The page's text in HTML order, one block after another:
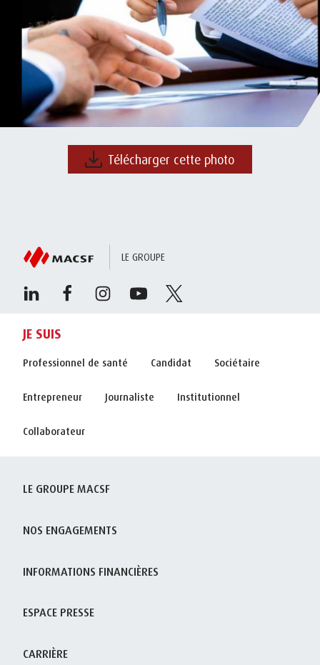
Télécharger cette photo
LE GROUPE
JE SUIS
Professionnel de santé Candidat Sociétaire
Entrepreneur Journaliste Institutionnel
Collaborateur
LE GROUPE MACSF
NOS ENGAGEMENTS
INFORMATIONS FINANCIÈRES
ESPACE PRESSE
CARRIÈRE